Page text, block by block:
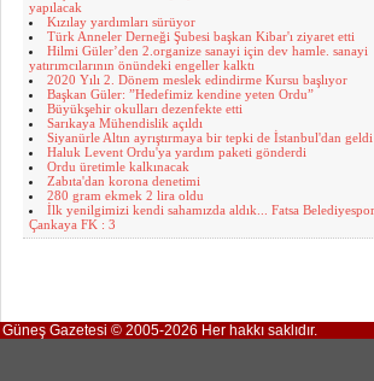
yapılacak
Kızılay yardımları sürüyor
Türk Anneler Derneği Şubesi başkan Kibar'ı ziyaret etti
Hilmi Güler’den 2.organize sanayi için dev hamle. sanayi
yatırımcılarının önündeki engeller kalktı
2020 Yılı 2. Dönem meslek edindirme Kursu başlıyor
Başkan Güler: ”Hedefimiz kendine yeten Ordu”
Büyükşehir okulları dezenfekte etti
Sarıkaya Mühendislik açıldı
Siyanürle Altın ayrıştırmaya bir tepki de İstanbul'dan geldi
Haluk Levent Ordu'ya yardım paketi gönderdi
Ordu üretimle kalkınacak
Zabıta'dan korona denetimi
280 gram ekmek 2 lira oldu
İlk yenilgimizi kendi sahamızda aldık... Fatsa
Çankaya FK : 3
Güneş Gazetesi © 2005-2026 Her hakkı saklıdır.